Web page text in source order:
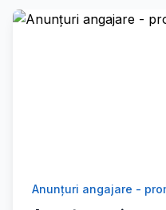
Anunțuri angajare -